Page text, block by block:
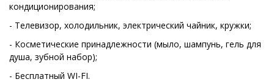
кондиционирования;
- Телевизор, холодильник, электрический чайник, кружки;
- Косметические принадлежности (мыло, шампунь, гель для
душа, зубной набор);
- Бесплатный WI-FI.